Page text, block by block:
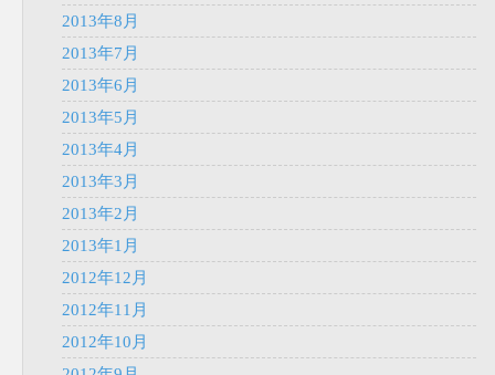
2013年8月
2013年7月
2013年6月
2013年5月
2013年4月
2013年3月
2013年2月
2013年1月
2012年12月
2012年11月
2012年10月